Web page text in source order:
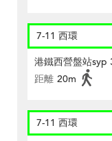
7-11 西環
港鐵西營盤站syp
距離 20m
7-11 西環